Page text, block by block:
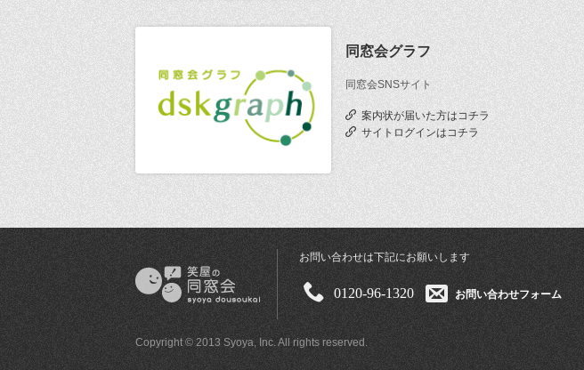
同窓会グラフ
同窓会SNSサイト
案内状が届いた方はコチラ
サイトログインはコチラ
お問い合わせは下記にお願いします
0120-96-1320 お問い合わせフォーム
Copyright © 2013 Syoya, Inc. All rights reserved.